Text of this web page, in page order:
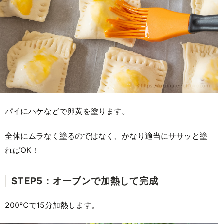
パイにハケなどで卵黄を塗ります。
全体にムラなく塗るのではなく、かなり適当にササッと塗
ればOK！
STEP5：オーブンで加熱して完成
200℃で15分加熱します。